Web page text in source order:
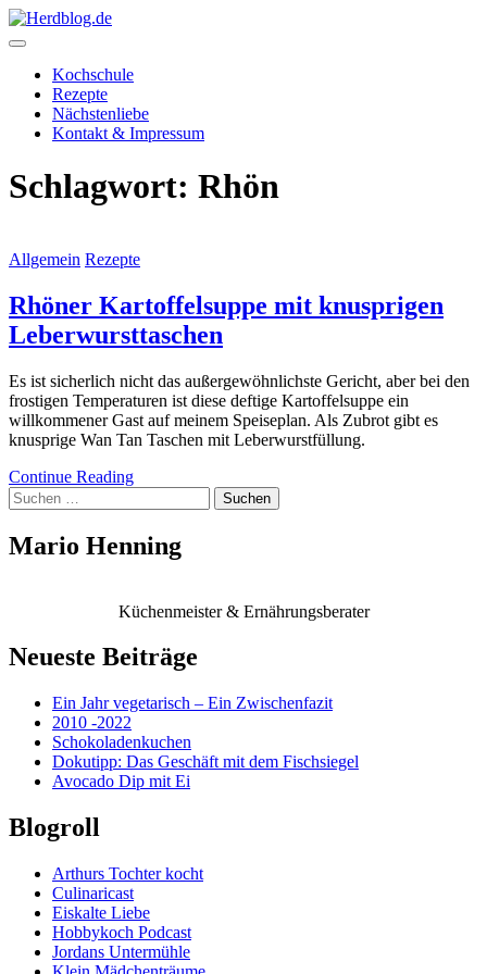
Skip
to
Herdblog.de
Kochschule
Rezepte
Nächstenliebe
Kontakt & Impressum
Schlagwort: Rhön
Allgemein Rezepte
Rhöner Kartoffelsuppe mit knusprigen
Leberwursttaschen
Es ist sicherlich nicht das außergewöhnlichste Gericht, aber bei den
frostigen Temperaturen ist diese deftige Kartoffelsuppe ein
willkommener Gast auf meinem Speiseplan. Als Zubrot gibt es
knusprige Wan Tan Taschen mit Leberwurstfüllung.
Continue Reading
Suchen
nach:
Mario Henning
Küchenmeister & Ernährungsberater
Neueste Beiträge
Ein Jahr vegetarisch – Ein Zwischenfazit
2010 -2022
Schokoladenkuchen
Dokutipp: Das Geschäft mit dem Fischsiegel
Avocado Dip mit Ei
Blogroll
Arthurs Tochter kocht
Culinaricast
Eiskalte Liebe
Hobbykoch Podcast
Jordans Untermühle